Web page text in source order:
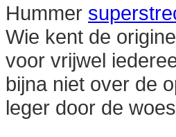
Hummer
Wie kent de
voor vrijwel
bijna niet over de
leger door de